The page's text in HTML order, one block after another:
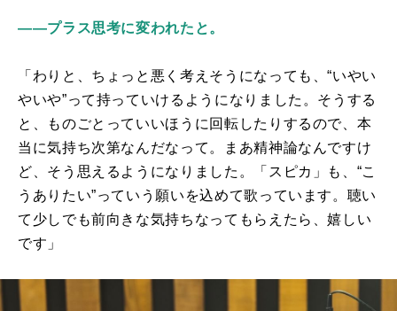
――プラス思考に変われたと。
「わりと、ちょっと悪く考えそうになっても、“いやい
やいや”って持っていけるようになりました。そうする
と、ものごとっていいほうに回転したりするので、本
当に気持ち次第なんだなって。まあ精神論なんですけ
ど、そう思えるようになりました。「スピカ」も、“こ
うありたい”っていう願いを込めて歌っています。聴い
て少しでも前向きな気持ちなってもらえたら、嬉しい
です」